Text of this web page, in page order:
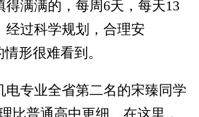
得满满的，每周6天，每天13
经过科学规划，合理安
形很难看到。
专业全省第二名的宋臻同学
比普通高中更细。在这里，